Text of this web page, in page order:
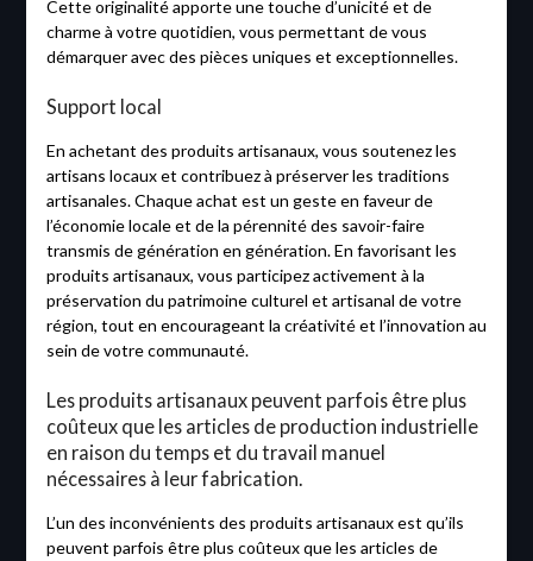
Cette originalité apporte une touche d’unicité et de
charme à votre quotidien, vous permettant de vous
démarquer avec des pièces uniques et exceptionnelles.
Support local
En achetant des produits artisanaux, vous soutenez les
artisans locaux et contribuez à préserver les traditions
artisanales. Chaque achat est un geste en faveur de
l’économie locale et de la pérennité des savoir-faire
transmis de génération en génération. En favorisant les
produits artisanaux, vous participez activement à la
préservation du patrimoine culturel et artisanal de votre
région, tout en encourageant la créativité et l’innovation au
sein de votre communauté.
Les produits artisanaux peuvent parfois être plus
coûteux que les articles de production industrielle
en raison du temps et du travail manuel
nécessaires à leur fabrication.
L’un des inconvénients des produits artisanaux est qu’ils
peuvent parfois être plus coûteux que les articles de